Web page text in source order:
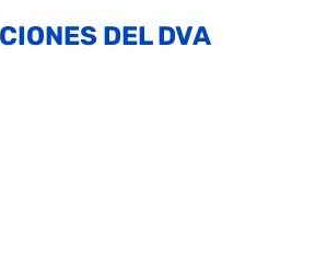
DEL DVA